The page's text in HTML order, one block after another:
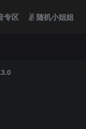
专区 随机小姐姐